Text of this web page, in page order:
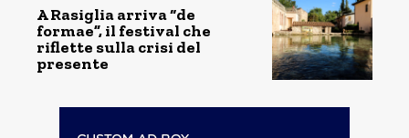
A Rasiglia arriva “de
formae”, il festival che
riflette sulla crisi del
presente